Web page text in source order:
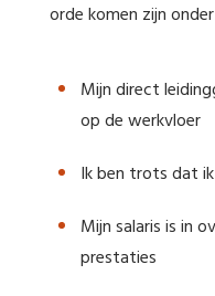
orde komen zijn
Mijn direct
op de werkvloer
Ik ben trots dat
Mijn salaris is in
prestaties